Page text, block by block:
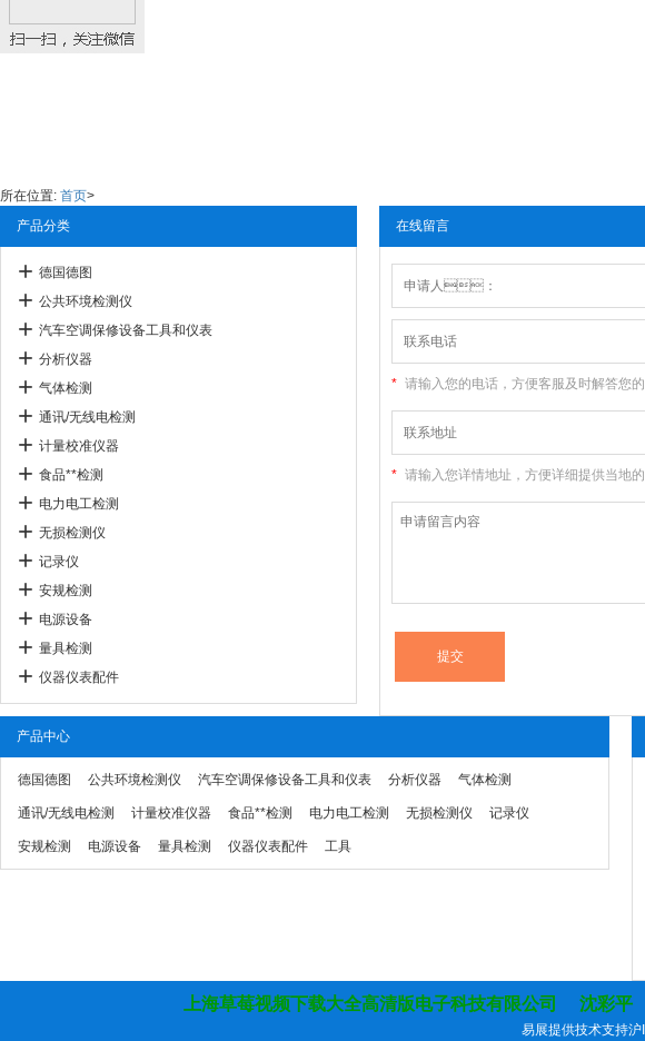
所在位置: 首页>
产品分类
德国德图
公共环境检测仪
汽车空调保修设备工具和仪表
分析仪器
气体检测
通讯/无线电检测
计量校准仪器
食品**检测
电力电工检测
无损检测仪
记录仪
安规检测
电源设备
量具检测
仪器仪表配件
在线留言
* 请输入您的电话，方便客服及时解答您
* 请输入您详情地址，方便详细提供当地
产品中心
德国德图 公共环境检测仪 汽车空调保修设备工具和仪表 分析仪器 气体检测
通讯/无线电检测 计量校准仪器 食品**检测 电力电工检测 无损检测仪 记录仪
安规检测 电源设备 量具检测 仪器仪表配件 工具
上海草莓视频下载大全高清版电子科技有限公司 沈彩
易展提供技术支持沪